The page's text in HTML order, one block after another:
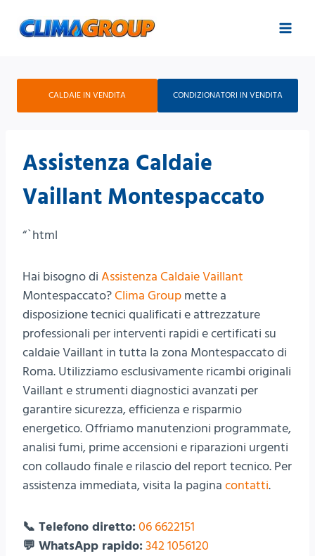
CALDAIE IN VENDITA CONDIZIONATORI IN VENDITA
Assistenza Caldaie
Vaillant Montespaccato
“`html
Hai bisogno di Assistenza Caldaie Vaillant
Montespaccato?Clima Group mette a
disposizione tecnici qualificati e attrezzature
professionali per interventi rapidi e certificati su
caldaie Vaillant in tutta la zona Montespaccato di
Roma. Utilizziamo esclusivamente ricambi originali
Vaillant e strumenti diagnostici avanzati per
garantire sicurezza, efficienza e risparmio
energetico. Offriamo manutenzioni programmate,
analisi fumi, prime accensioni e riparazioni urgenti
con collaudo finale e rilascio del report tecnico. Per
assistenza immediata, visita la pagina contatti.
📞 Telefono diretto: 06 6622151
💬 WhatsApp rapido: 342 1056120